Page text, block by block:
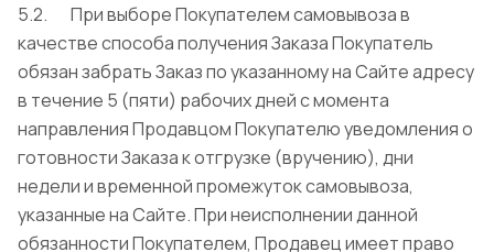
5.2. При выборе Покупателем самовывоза в
качестве способа получения Заказа Покупатель
обязан забрать Заказ по указанному на Сайте адресу
в течение 5 (пяти) рабочих дней с момента
направления Продавцом Покупателю уведомления о
готовности Заказа к отгрузке (вручению), дни
недели и временной промежуток самовывоза,
указанные на Сайте. При неисполнении данной
обязанности Покупателем, Продавец имеет право